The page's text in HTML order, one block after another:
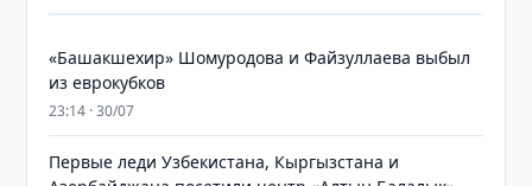
«Башакшехир» Шомуродова и Файзуллаева выбыл
из еврокубков
23:14 · 30/07
Первые леди Узбекистана, Кыргызстана и